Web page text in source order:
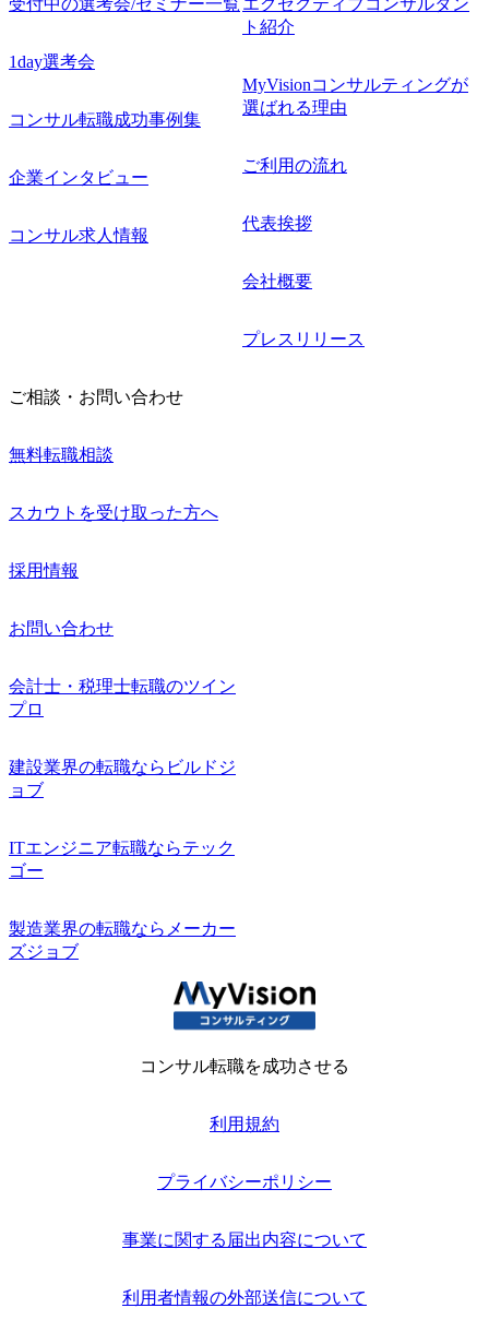
1day選考会
コンサル転職成功事例集
企業インタビュー
コンサル求人情報
ト紹介
MyVisionコンサルティングが
選ばれる理由
ご利用の流れ
代表挨拶
会社概要
プレスリリース
ご相談・お問い合わせ
無料転職相談
スカウトを受け取った方へ
採用情報
お問い合わせ
会計士・税理士転職のツイン
プロ
建設業界の転職ならビルドジ
ョブ
ITエンジニア転職ならテック
ゴー
製造業界の転職ならメーカー
ズジョブ
コンサル転職を成功させる
利用規約
プライバシーポリシー
事業に関する届出内容について
利用者情報の外部送信について